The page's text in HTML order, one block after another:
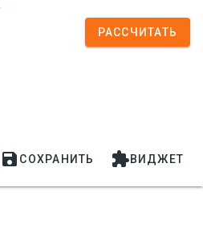
РАССЧИТАТЬ
 СОХРАНИТЬ ВИДЖЕТ